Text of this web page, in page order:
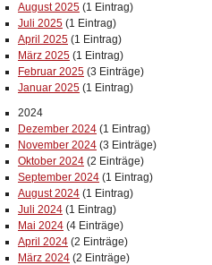
August 2025 (1 Eintrag)
Juli 2025 (1 Eintrag)
April 2025 (1 Eintrag)
März 2025 (1 Eintrag)
Februar 2025 (3 Einträge)
Januar 2025 (1 Eintrag)
2024
Dezember 2024 (1 Eintrag)
November 2024 (3 Einträge)
Oktober 2024 (2 Einträge)
September 2024 (1 Eintrag)
August 2024 (1 Eintrag)
Juli 2024 (1 Eintrag)
Mai 2024 (4 Einträge)
April 2024 (2 Einträge)
März 2024 (2 Einträge)